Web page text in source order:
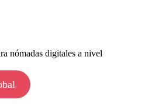
nómadas digitales a nivel